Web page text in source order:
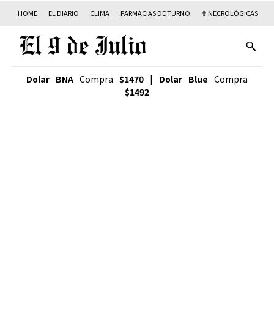
HOME EL DIARIO CLIMA FARMACIAS DE TURNO ✟ NECROLÓGICAS
Dolar BNA Compra $1470 | Dolar Blue Compra
$1492